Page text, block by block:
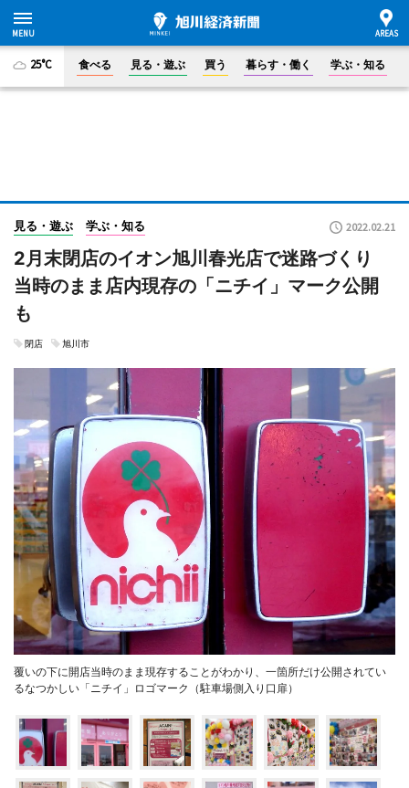
25°C 食べる 見る・遊ぶ 買う 暮らす・働く 学ぶ・知る
見る・遊ぶ 学ぶ・知る 2022.02.21
2月末閉店のイオン旭川春光店で迷路づくり
当時のまま店内現存の「ニチイ」マーク公開
も
閉店 旭川市
覆いの下に開店当時のまま現存することがわかり、一箇所だけ公開されてい
るなつかしい「ニチイ」ロゴマーク（駐車場側入り口扉）